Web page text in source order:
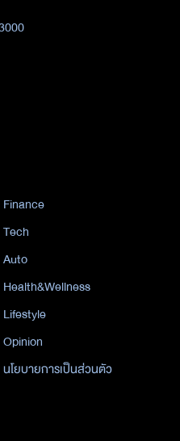
Finance
Tech
Auto
Health&Wellness
Lifestyle
Opinion
นโยบายการเป็นส่วนตัว